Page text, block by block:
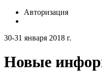
Авторизация
30-31 января 2018 г.
Новые